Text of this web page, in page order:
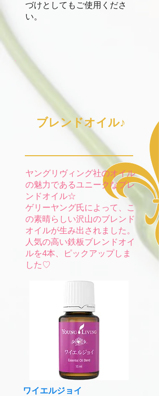
づけとしてもご使用くださ
い。
​ ブレンドオイル♪
​ヤングリヴィング社のオイル
の魅力であるユニークなブレ
ンドオイル☆
ゲリーヤング氏によって、こ
の素晴らしい沢山のブレンド
オイルが生み出されました。
​人気の高い鉄板ブレンドオイ
ルを4本、ピックアップしま
した♡
ワイエルジョイ